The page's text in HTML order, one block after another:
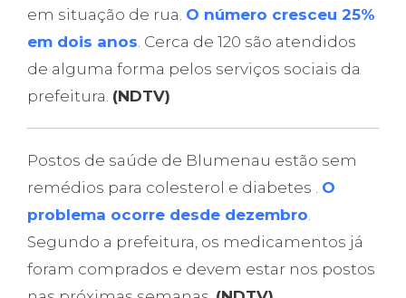
em situação de rua. O número cresceu 25%
em dois anos. Cerca de 120 são atendidos
de alguma forma pelos serviços sociais da
prefeitura. (NDTV)
Postos de saúde de Blumenau estão sem
remédios para colesterol e diabetes . O
problema ocorre desde dezembro.
Segundo a prefeitura, os medicamentos já
foram comprados e devem estar nos postos